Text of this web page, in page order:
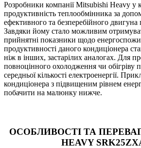
Розробники компанії Mitsubishi Heavy у
продуктивність теплообмінника за
ефективного та безперебійного двигуна
Завдяки йому стало можливим
прийнятні показники щодо
продуктивності даного кондиціонера
ніж в інших, застарілих аналогах. Для
повноцінного охолодження чи обігріву
середньої кількості електроенергії.
кондиціонера з підвищеним рівнем
побачити на малюнку нижче.
ОСОБЛИВОСТІ ТА
HEAVY